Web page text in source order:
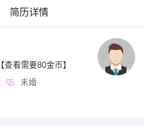
简历详情
【查看需要80金币】
未婚